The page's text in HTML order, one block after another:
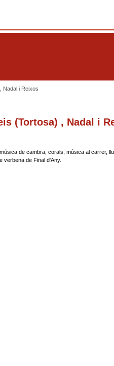
Nadal i Reixos
(Tortosa) , Nadal i
de cambra, corals, música al carrer,
verbena de Final d'Any.